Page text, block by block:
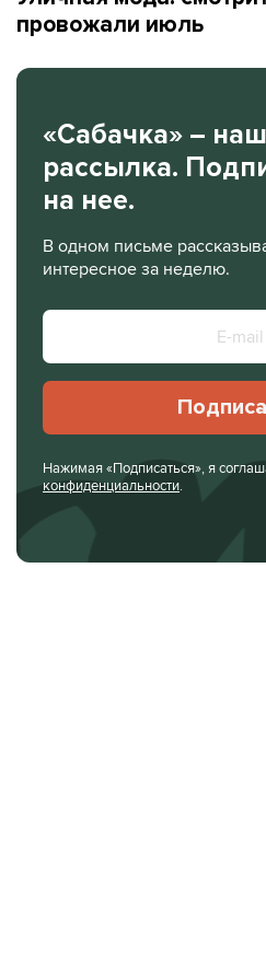
провожали июль
«Сабачка» –
рассылка.
на нее.
В одном письме
интересное за неделю.
Нажимая «Подписаться», я
конфиденциальности.